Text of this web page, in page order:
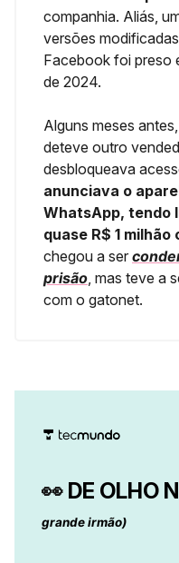
companhia. Aliás,
versões
Facebook foi preso
de 2024.
Alguns meses
deteve outro
desbloqueava
anunciava o
WhatsApp, tendo
quase R$ 1
chegou a ser
prisão, mas teve a
com o gatonet.
👀 DE OLHO
grande irmão)